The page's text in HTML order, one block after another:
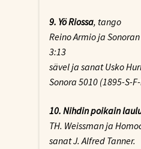
9. Yö Riossa, tango
Reino Armio ja
3:13
sävel ja sanat Usko
Sonora 5010 (1895-S-
10. Nihdin poikain
TH. Weissman ja
sanat J. Alfred Tanner.